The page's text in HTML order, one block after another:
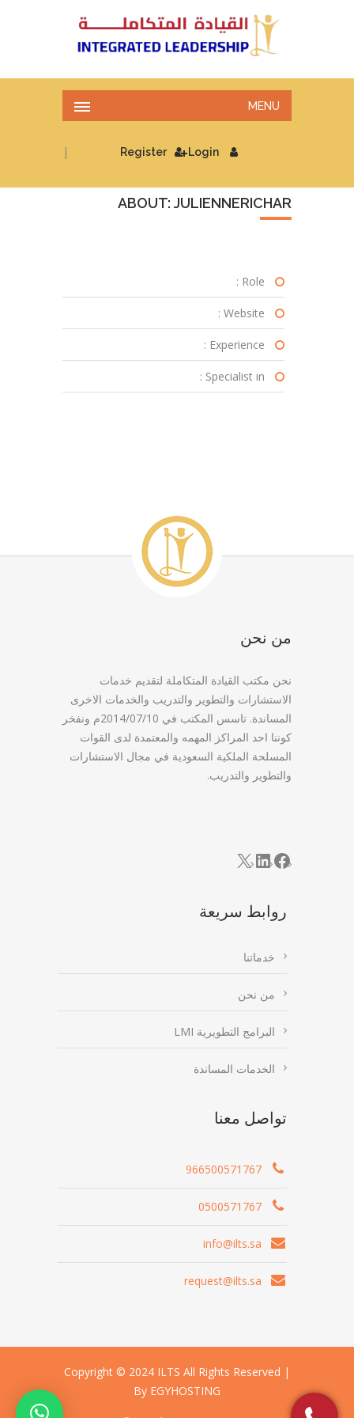
MENU
Login
| Register
ABOUT: JULIENNERICHAR
Role :
Website :
Experience :
Specialist in :
من نحن
نحن مكتب القيادة المتكاملة لتقديم خدمات
الاستشارات والتطوير والتدريب والخدمات الاخرى
المساندة. تاسس المكتب في 2014/07/10م ونفخر
كوننا احد المراكز المهمه والمعتمدة لدى القوات
المسلحة الملكية السعودية في مجال الاستشارات
والتطوير والتدريب.
Facebook
LinkedIn
X
روابط سريعة
خدماتنا
من نحن
البرامج التطويرية LMI
الخدمات المساندة
تواصل معنا
966500571767
0500571767
info@ilts.sa
request@ilts.sa
Copyright © 2024 ILTS All Rights Reserved |
By EGYHOSTING